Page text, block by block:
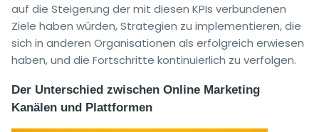
auf die Steigerung der mit diesen KPIs verbundenen
Ziele haben würden, Strategien zu implementieren, die
sich in anderen Organisationen als erfolgreich erwiesen
haben, und die Fortschritte kontinuierlich zu verfolgen.
Der Unterschied zwischen Online Marketing
Kanälen und Plattformen